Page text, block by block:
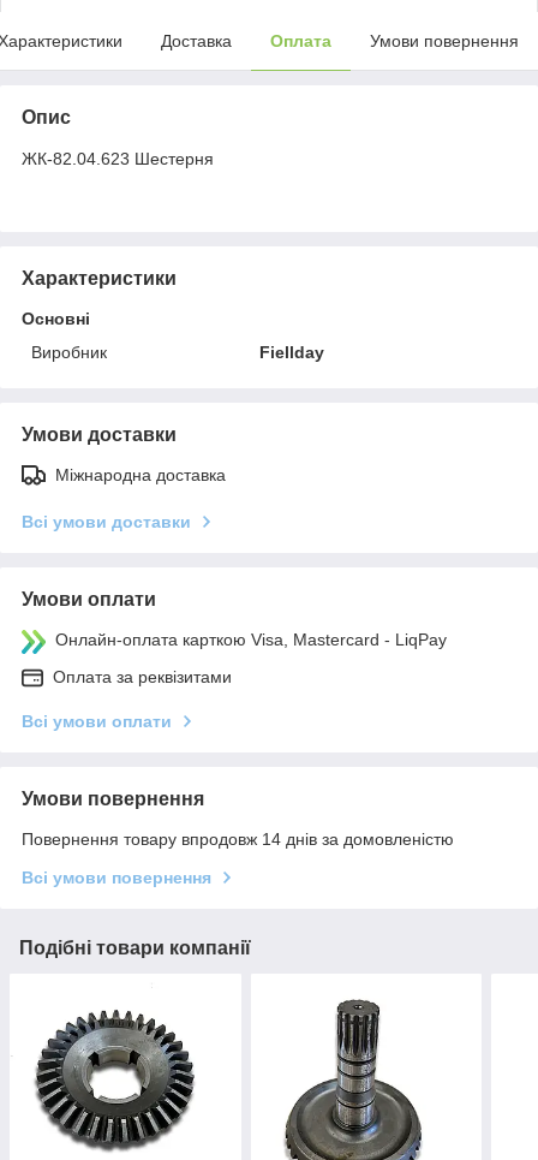
Доставка Оплата Умови повернення
Опис
ЖК-82.04.623 Шестерня
Характеристики
Основні
Виробник
Fiellday
Умови доставки
Міжнародна доставка
Всі умови доставки
Умови оплати
Онлайн-оплата карткою Visa, Mastercard - LiqPay
Оплата за реквізитами
Всі умови оплати
Умови повернення
Повернення товару впродовж 14 днів за домовленістю
Всі умови повернення
Подібні товари компанії